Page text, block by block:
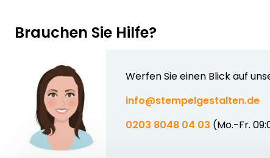
Brauchen Sie Hilfe?
Werfen Sie einen Blick auf
info@stempelgestalten.de
0203 8048 04 03 (Mo.-Fr.